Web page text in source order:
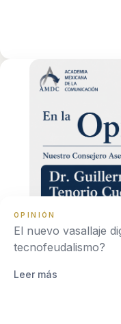
OPINIÓN
El nuevo vasallaje
tecnofeudalismo?
Leer más